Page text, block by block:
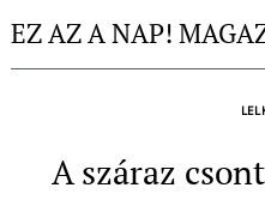
toEZ AZ A NAP!
A száraz